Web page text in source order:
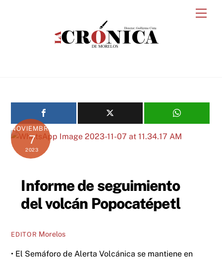
NOVIEMBRE
7
2023
Informe de seguimiento
del volcán Popocatépetl
EDITOR Morelos
• El Semáforo de Alerta Volcánica se mantiene en